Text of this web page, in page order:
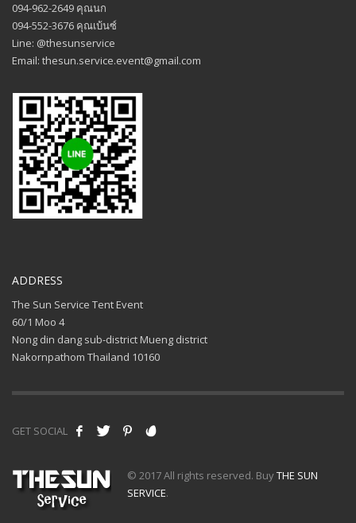
094-962-2649 คุณนก
094-552-3676 คุณเบ้นซ์
Line: @thesunservice
Email: thesun.service.event@gmail.com
ADDRESS
The Sun Service Tent Event
60/1 Moo 4
Nong din dang sub-district Mueng district
Nakornpathom Thailand 10160
GET SOCIAL
© 2017 All rights reserved. BuyTHE SUN
SERVICE.